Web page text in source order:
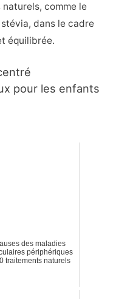
naturels, comme le
dans le cadre
équilibrée.
pour les enfants
des maladies
périphériques
traitements naturels